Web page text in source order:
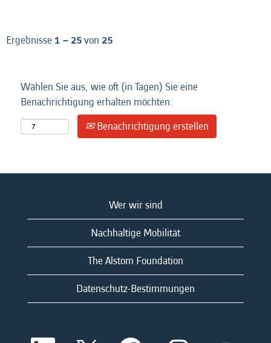
Ergebnisse1 – 25von 25
Wählen Sie aus, wie oft (in Tagen) Sie eine
Benachrichtigung erhalten möchten:
Benachrichtigung erstellen
Wer wir sind
Nachhaltige Mobilität
The Alstom Foundation
Datenschutz-Bestimmungen
W W W